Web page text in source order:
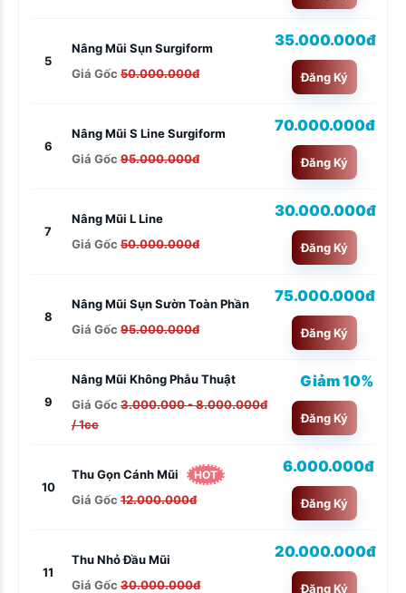
5
Nâng Mũi Sụn Surgiform
Giá Gốc 50.000.000đ
35.000.000đ
Đăng Ký
6
Nâng Mũi S Line Surgiform
Giá Gốc 95.000.000đ
70.000.000đ
Đăng Ký
7
Nâng Mũi L Line
Giá Gốc 50.000.000đ
30.000.000đ
Đăng Ký
8
Nâng Mũi Sụn Sườn Toàn Phần
Giá Gốc 95.000.000đ
75.000.000đ
Đăng Ký
9
Nâng Mũi Không Phẫu Thuật
Giá Gốc 3.000.000 - 8.000.000đ
/ 1cc
Giảm 10%
Đăng Ký
10
Thu Gọn Cánh Mũi HOT
Giá Gốc 12.000.000đ
6.000.000đ
Đăng Ký
11
Thu Nhỏ Đầu Mũi
Giá Gốc 30.000.000đ
20.000.000đ
Đăng Ký